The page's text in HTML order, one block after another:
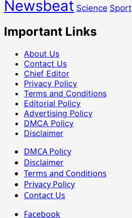
Newsbeat Science Sport
Important Links
About Us
Contact Us
Chief Editor
Privacy Policy
Terms and Conditions
Editorial Policy
Advertising Policy
DMCA Policy
Disclaimer
DMCA Policy
Disclaimer
Terms and Conditions
Privacy Policy
Contact Us
Facebook